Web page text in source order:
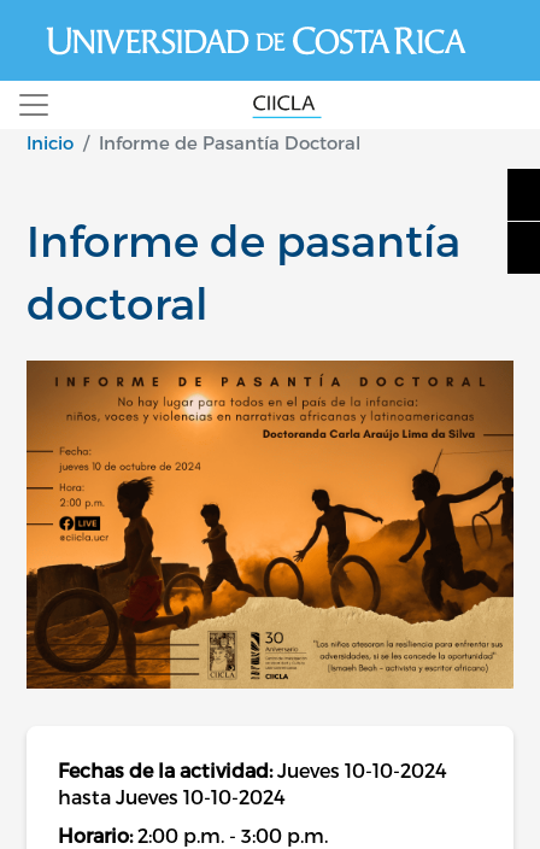
Inicio Informe de Pasantía Doctoral
Informe de pasantía
doctoral
Fechas de la actividad:Jueves 10-10-2024
hasta Jueves 10-10-2024
Horario:2:00 p.m. - 3:00 p.m.